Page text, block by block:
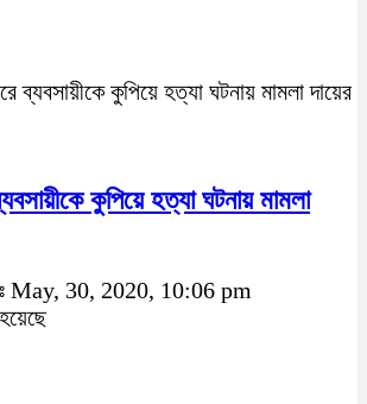
ব্যবসায়ীকে কুপিয়ে হত্যা ঘটনায় মামলা দায়ের
কুপিয়ে হত্যা ঘটনায় মামলা
May, 30, 2020, 10:06 pm